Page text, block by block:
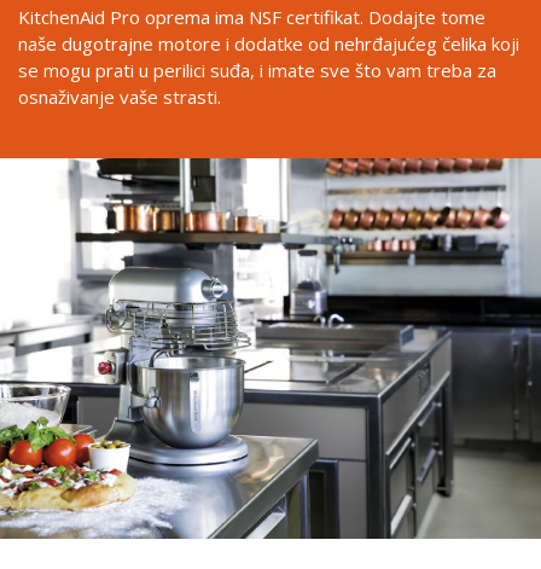
KitchenAid Pro oprema ima NSF certifikat. Dodajte tome
naše dugotrajne motore i dodatke od nehrđajućeg čelika koji
se mogu prati u perilici suđa, i imate sve što vam treba za
osnaživanje vaše strasti.